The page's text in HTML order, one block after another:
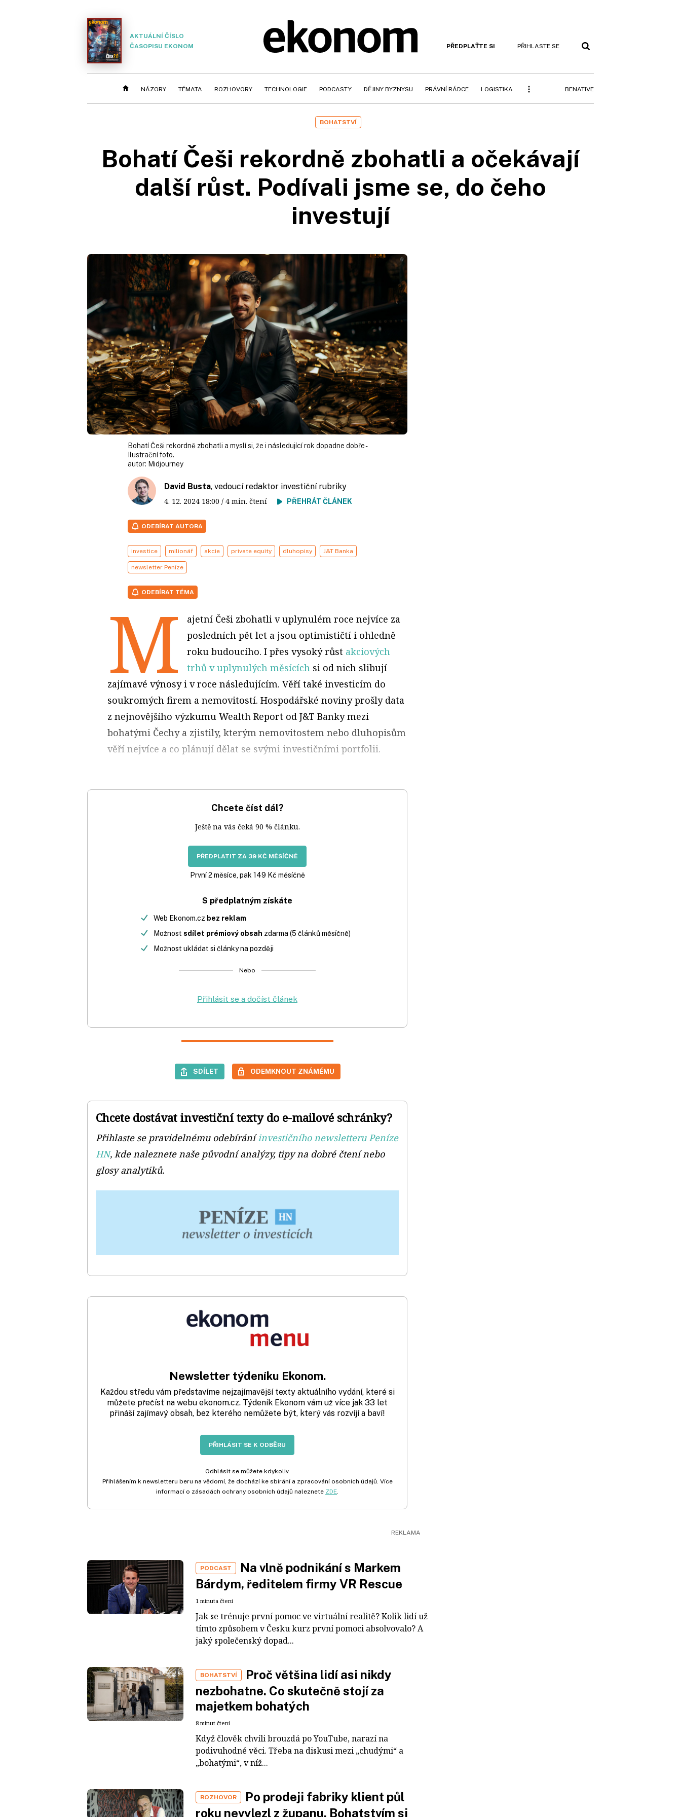
AKTUÁLNÍ ČÍSLO
ČASOPISU EKONOM
PŘEDPLAŤTE SI PŘIHLASTE SE
NÁZORY TÉMATA ROZHOVORY TECHNOLOGIE PODCASTY DĚJINY BYZNYSU PRÁVNÍ RÁDCE LOGISTIKA BENATIVE
BOHATSTVÍ
Bohatí Češi rekordně zbohatli a očekávají
další růst. Podívali jsme se, do čeho
investují
Bohatí Češi rekordně zbohatli a myslí si, že i následující rok dopadne dobře -
Ilustrační foto.
autor: Midjourney
David Busta, vedoucí redaktor investiční rubriky
4. 12. 2024 18:00 / 4 min. čtení PŘEHRÁT ČLÁNEK
ODEBÍRAT AUTORA
investice milionář akcie private equity dluhopisy J&T Banka
newsletter Peníze
ODEBÍRAT TÉMA
M
ajetní Češi zbohatli v uplynulém roce nejvíce za
posledních pět let a jsou optimističtí i ohledně
roku budoucího. I přes vysoký růst akciových
trhů v uplynulých měsících si od nich slibují
zajímavé výnosy i v roce následujícím. Věří také investicím do
soukromých firem a nemovitostí. Hospodářské noviny prošly data
z nejnovějšího výzkumu Wealth Report od J&T Banky mezi
bohatými Čechy a zjistily, kterým nemovitostem nebo dluhopisům
věří nejvíce a co plánují dělat se svými investičními portfolii.
Chcete číst dál?
Ještě na vás čeká 90 % článku.
PŘEDPLATIT ZA 39 KČ MĚSÍČNĚ
První 2 měsíce, pak 149 Kč měsíčně
S předplatným získáte
Web Ekonom.cz bez reklam
Možnost sdílet prémiový obsah zdarma (5 článků měsíčně)
Možnost ukládat si články na později
Nebo
Přihlásit se a dočíst článek
SDÍLET ODEMKNOUT ZNÁMÉMU
Chcete dostávat investiční texty do e-mailové schránky?
Přihlaste se pravidelnému odebíráníinvestičního newsletteru Peníze
HN, kde naleznete naše původní analýzy, tipy na dobré čtení nebo
glosy analytiků.
Newsletter týdeníku Ekonom.
Každou středu vám představíme nejzajímavější texty aktuálního vydání, které si
můžete přečíst na webu ekonom.cz. Týdeník Ekonom vám už více jak 33 let
přináší zajímavý obsah, bez kterého nemůžete být, který vás rozvíjí a baví!
PŘIHLÁSIT SE K ODBĚRU
Odhlásit se můžete kdykoliv.
Přihlášením k newsletteru beru na vědomí, že dochází ke sbírání a zpracování osobních údajů. Více
informací o zásadách ochrany osobních údajů naleznete ZDE.
PODCAST
Na vlně podnikání s Markem
Bárdym, ředitelem firmy VR Rescue
1 minuta čtení
Jak se trénuje první pomoc ve virtuální realitě? Kolik lidí už
tímto způsobem v Česku kurz první pomoci absolvovalo? A
jaký společenský dopad...
BOHATSTVÍ
Proč většina lidí asi nikdy
nezbohatne. Co skutečně stojí za
majetkem bohatých
8 minut čtení
Když člověk chvíli brouzdá po YouTube, narazí na
podivuhodné věci. Třeba na diskusi mezi „chudými“ a
„bohatými“, v níž...
ROZHOVOR
Po prodeji fabriky klient půl
roku nevylezl z županu. Bohatstvím si